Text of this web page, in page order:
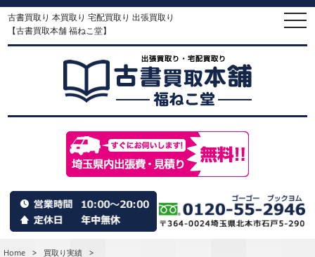
古書買取り 本買取り 宅配買取り 出張買取り
【古書買取本舗 福ねこ堂】
Home > 買取り実績
>